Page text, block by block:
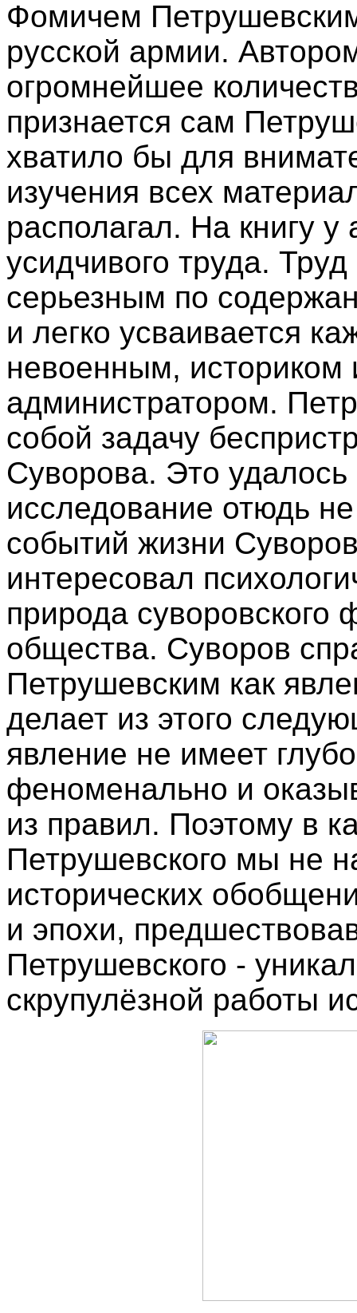
Фомичем
русской армии.
огромнейшее
признается сам
хватило бы для
изучения всех
располагал. На книгу
усидчивого труда.
серьезным по
и легко усваивается
невоенным,
администратором.
собой задачу
Суворова. Это
исследование отюдь
событий жизни
интересовал
природа суворовского
общества. Суворов
Петрушевским как
делает из этого
явление не имеет
феноменально и
из правил. Поэтому в
Петрушевского мы не
исторических
и эпохи,
Петрушевского -
скрупулёзной работы